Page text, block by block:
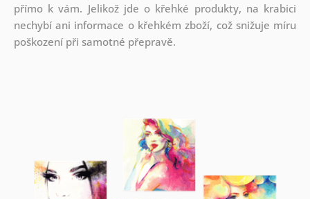
přímo k vám. Jelikož jde o křehké produkty, na krabici
nechybí ani informace o křehkém zboží, což snižuje míru
poškození při samotné přepravě.